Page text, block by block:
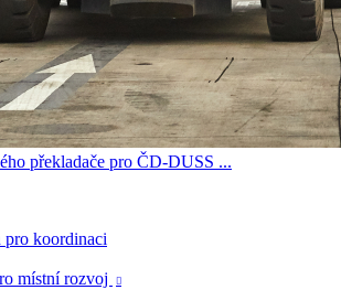
překladače pro ČD-DUSS ...
pro koordinaci
místní rozvoj
